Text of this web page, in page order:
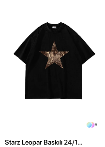
8
Starz Leopar Baskılı 24/1